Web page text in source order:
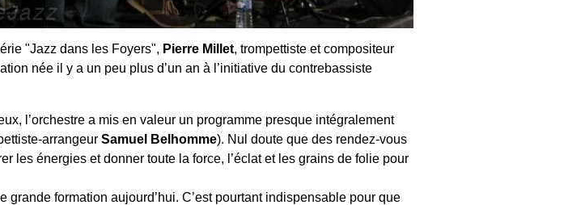
"Jazz dans les Foyers", Pierre Millet, trompettiste et compositeur
née il y a un peu plus d’un an à l’initiative du contrebassiste
l’orchestre a mis en valeur un programme presque intégralement
arrangeur Samuel Belhomme). Nul doute que des rendez-vous
les énergies et donner toute la force, l’éclat et les grains de folie pour
formation aujourd’hui. C’est pourtant indispensable pour que